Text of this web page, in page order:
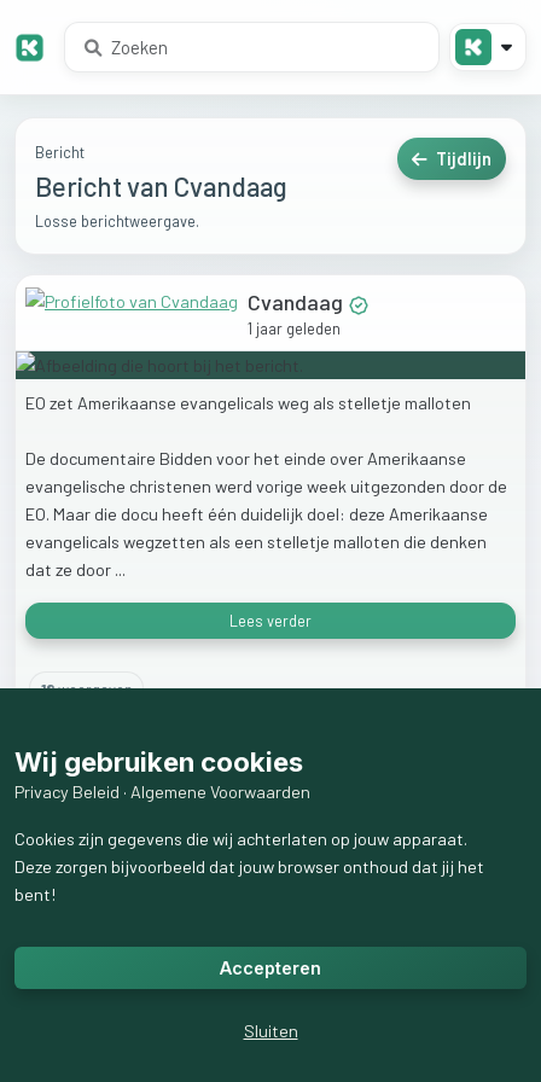
Bericht
Bericht van Cvandaag
Losse berichtweergave.
Tijdlijn
Cvandaag
1 jaar geleden
EO zet Amerikaanse evangelicals weg als stelletje malloten
De documentaire Bidden voor het einde over Amerikaanse
evangelische christenen werd vorige week uitgezonden door de
EO. Maar die docu heeft één duidelijk doel: deze Amerikaanse
evangelicals wegzetten als een stelletje malloten die denken
dat ze door ...
Lees verder
18weergaven
Wij gebruiken cookies
Privacy Beleid · Algemene Voorwaarden
Cookies zijn gegevens die wij achterlaten op jouw apparaat.
Deze zorgen bijvoorbeeld dat jouw browser onthoud dat jij het
bent!
Accepteren
Sluiten